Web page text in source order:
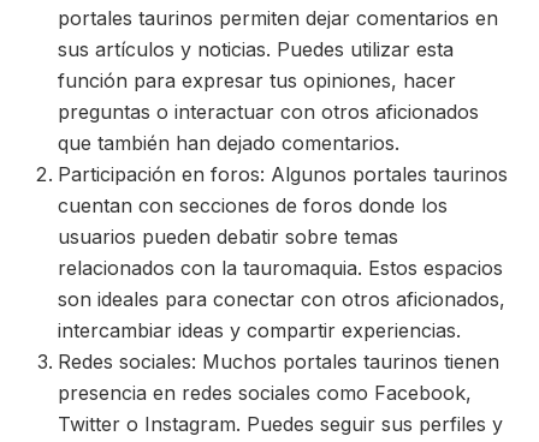
portales taurinos permiten dejar comentarios en
sus artículos y noticias. Puedes utilizar esta
función para expresar tus opiniones, hacer
preguntas o interactuar con otros aficionados
que también han dejado comentarios.
Participación en foros: Algunos portales taurinos
cuentan con secciones de foros donde los
usuarios pueden debatir sobre temas
relacionados con la tauromaquia. Estos espacios
son ideales para conectar con otros aficionados,
intercambiar ideas y compartir experiencias.
Redes sociales: Muchos portales taurinos tienen
presencia en redes sociales como Facebook,
Twitter o Instagram. Puedes seguir sus perfiles y